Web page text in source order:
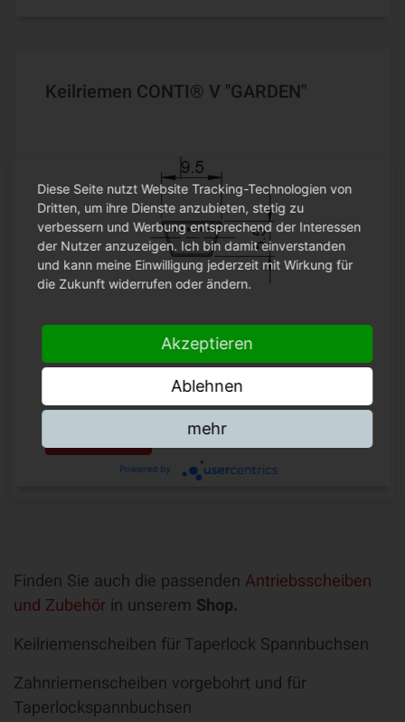
Keilriemen CONTI® V "GARDEN"
Profil 3L (9,5 x 5,5 mm)
Finden Sie auch die passenden Antriebsscheiben
und Zubehör in unserem Shop.
Keilriemenscheiben für Taperlock Spannbuchsen
Zahnriemenscheiben vorgebohrt und für
Taperlockspannbuchsen
Diese Seite nutzt Website Tracking-Technologien von
Dritten, um ihre Dienste anzubieten, stetig zu
verbessern und Werbung entsprechend der Interessen
der Nutzer anzuzeigen. Ich bin damit einverstanden
und kann meine Einwilligung jederzeit mit Wirkung für
die Zukunft widerrufen oder ändern.
Akzeptieren
Ablehnen
mehr
Powered by